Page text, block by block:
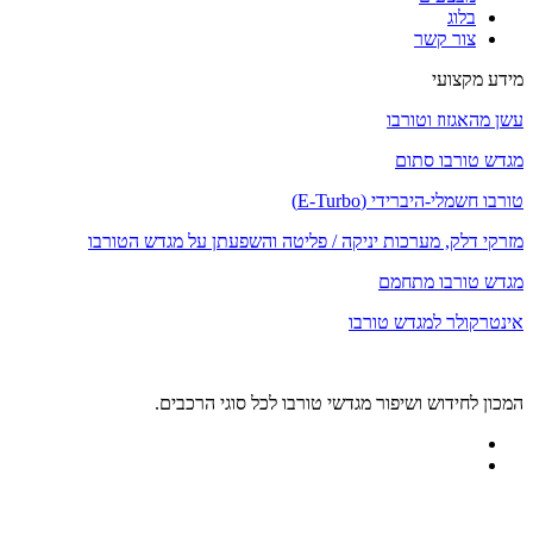
בלוג
צור קשר
מידע מקצועי
עשן מהאגזוז וטורבו
מגדש טורבו סתום
טורבו חשמלי-היברידי (E-Turbo)
מזרקי דלק, מערכות יניקה / פליטה והשפעתן על מגדש הטורבו
מגדש טורבו מתחמם
אינטרקולר למגדש טורבו
המכון לחידוש ושיפור מגדשי טורבו לכל סוגי הרכבים.